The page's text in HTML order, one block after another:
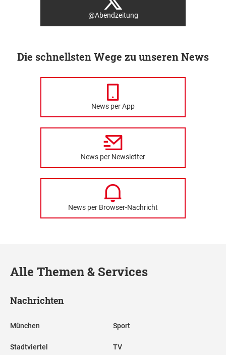
@Abendzeitung
Die schnellsten Wege zu unseren News
News per App
News per Newsletter
News per Browser-Nachricht
Alle Themen & Services
Nachrichten
München
Stadtviertel
Sport
TV